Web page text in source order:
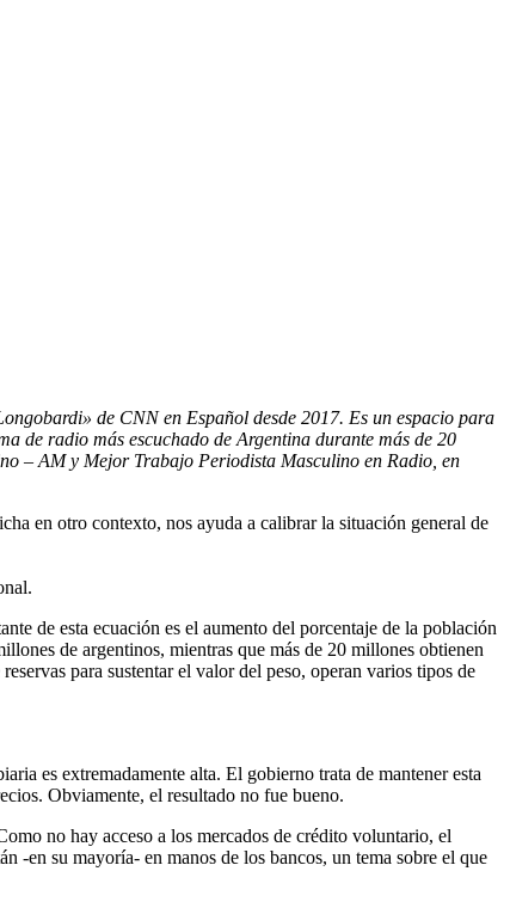
de CNN en Español desde 2017. Es un espacio para
de radio más escuchado de Argentina durante más de 20
– AM y Mejor Trabajo Periodista Masculino en Radio, en
en otro contexto, nos ayuda a calibrar la situación general de
de esta ecuación es el aumento del porcentaje de la población
de argentinos, mientras que más de 20 millones obtienen
para sustentar el valor del peso, operan varios tipos de
es extremadamente alta. El gobierno trata de mantener esta
Obviamente, el resultado no fue bueno.
no hay acceso a los mercados de crédito voluntario, el
-en su mayoría- en manos de los bancos, un tema sobre el que